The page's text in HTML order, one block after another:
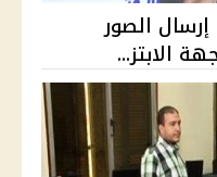
الصور
الابتز...